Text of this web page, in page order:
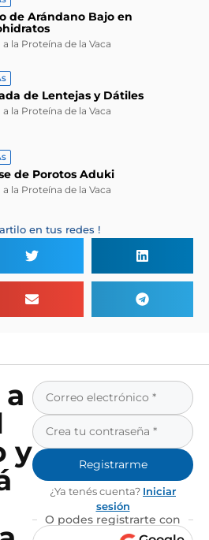
de Arándano Bajo en
a la Proteína de la Vaca
de Lentejas y Dátiles
a la Proteína de la Vaca
de Porotos Aduki
a la Proteína de la Vaca
en tus redes !
y
Registrarme
¿Ya tenés cuenta? Iniciar
sesión
O podes registrarte con